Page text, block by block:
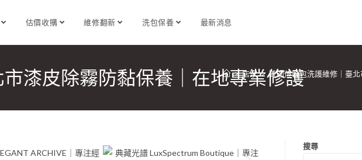
估價收購 維修翻新 洗包保養 最新消息
漆皮除霧防黏保養｜在地專業修護
> 店家 > 靴師傅鞋包洗護維修｜臺
搜尋